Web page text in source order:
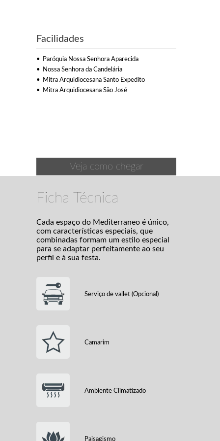
Facilidades
Paróquia Nossa Senhora Aparecida
Nossa Senhora da Candelária
Mitra Arquidiocesana Santo Expedito
Mitra Arquidiocesana São José
Veja como chegar
Ficha Técnica
Cada espaço do Mediterraneo é único,
com características especiais, que
combinadas formam um estilo especial
para se adaptar perfeitamente ao seu
perfil e à sua festa.
Serviço de vallet (Opcional)
Camarim
Ambiente Climatizado
Paisagismo